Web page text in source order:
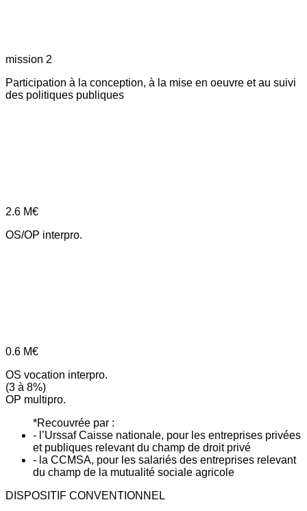
mission 2
Participation à la conception, à la mise en oeuvre et au suivi
des politiques publiques
2.6 M€
OS/OP interpro.
0.6 M€
OS vocation interpro.
(3 à 8%)
OP multipro.
*Recouvrée par :
- l’Urssaf Caisse nationale, pour les entreprises privées
et publiques relevant du champ de droit privé
- la CCMSA, pour les salariés des entreprises relevant
du champ de la mutualité sociale agricole
DISPOSITIF CONVENTIONNEL